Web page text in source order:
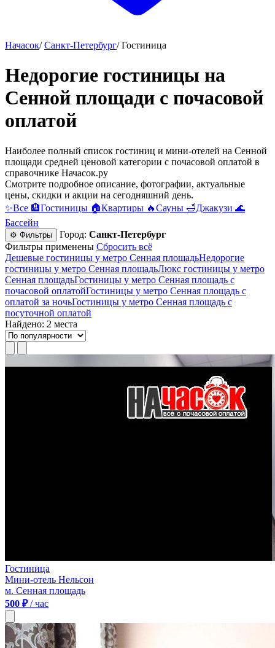
Начасок/ Санкт-Петербург/ Гостиница
Недорогие гостиницы на
Сенной площади c почасовой
оплатой
Наиболее полный список гостиниц и мини-отелей на Сенной
площади средней ценовой категории c почасовой оплатой в
справочнике Начасок.ру
Смотрите подробное описание, фотографии, актуальные
цены, скидки и акции на сегодняшний день.
✨Все 🏨Гостиницы 🏠Квартиры 🔥Сауны 🛁Джакузи 🌊
Бассейн
⚙ Фильтры Город: Санкт-Петербург
Фильтры применены Сбросить всё
Дешевые гостиницы у метро Сенная площадьНедорогие
гостиницы у метро Сенная площадьЛюкс гостиницы у метро
Сенная площадьГостиницы у метро Сенная площадь c
почасовой оплатойГостиницы у метро Сенная площадь с
оплатой за ночьГостиницы у метро Сенная площадь c
посуточной оплатой
Найдено: 2 места
Гостиница
Мини-отель Нельсон
м. Сенная площадь
500 ₽/ час